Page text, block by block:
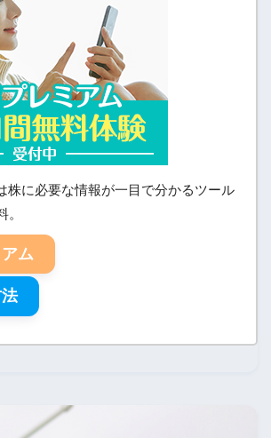
株に必要な情報が一目で分かるツール
。
ム